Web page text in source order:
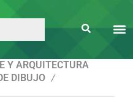
Y ARQUITECTURA
DIBUJO /